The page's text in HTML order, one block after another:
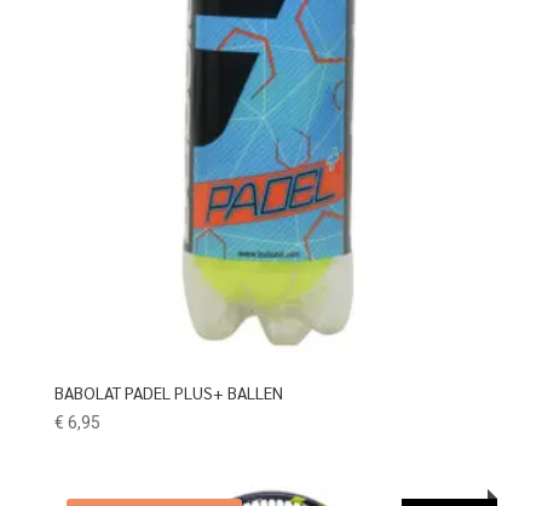
BABOLAT PADEL PLUS+ BALLEN
€ 6,95